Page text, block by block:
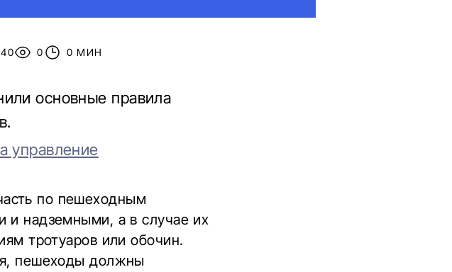
0 0 МИН
основные правила
управление
по пешеходным
и надземными, а в случае их
тротуаров или обочин.
пешеходы должны